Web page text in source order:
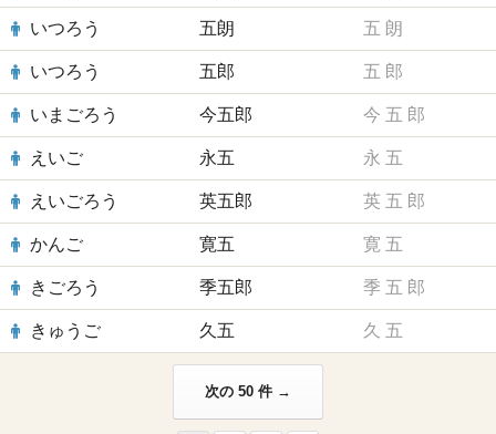
いつろう 五朗 五 朗
いつろう 五郎 五 郎
いまごろう 今五郎 今 五 郎
えいご 永五 永 五
えいごろう 英五郎 英 五 郎
かんご 寛五 寛 五
きごろう 季五郎 季 五 郎
きゅうご 久五 久 五
次の 50 件 →